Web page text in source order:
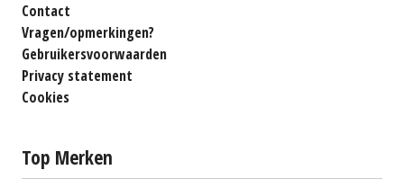
Contact
Vragen/opmerkingen?
Gebruikersvoorwaarden
Privacy statement
Cookies
Top Merken